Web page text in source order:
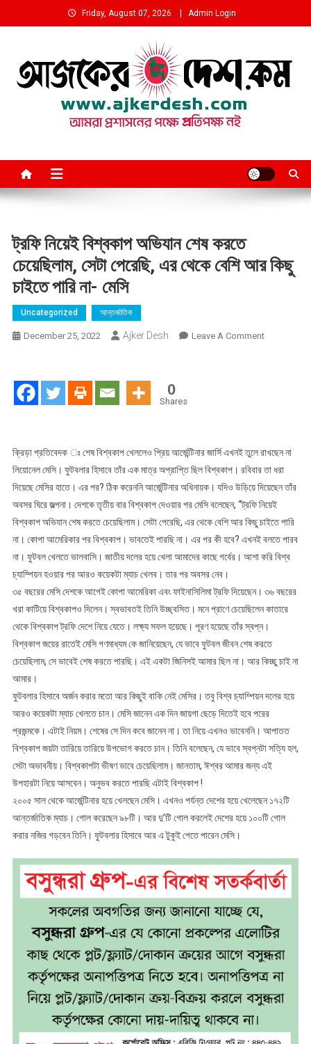
to
Friday, August 07, 2026 Admin Login
ট্রফি নিয়েই বিশ্বকাপ অভিযান শেষ করতে
চেয়েছিলাম, সেটা পেরেছি, এর থেকে বেশি আর কিছু
চাইতে পারি না- মেসি
Uncategorized আন্তর্জাতিক
December 25, 2022 Ajker Desh Leave A CommentOn
চেয়েছিলাম,
থেকে
বেশি
আর
কিছু
পারি
না-
মেসি
0
Shares
ক্রিড়া প্রতিবেদক ঃ শেষ বিশ্বকাপ খেললেও প্রিয় আর্জেন্টিনার জার্সি এখনই তুলে রাখছেন না
লিয়োনেল মেসি। ফুটবলার হিসাবে তাঁর এক মাত্র অপ্রাপ্তি ছিল বিশ্বকাপ। রবিবার তা ধরা
দিয়েছে মেসির হাতে। এর পর? ঠিক করেননি আর্জেন্টিনার অধিনায়ক। যদিও উড়িয়ে দিয়েছেন তাঁর
অবসর ঘিরে জল্পনা। দেশকে তৃতীয় বার বিশ্বকাপ দেওয়ার পর মেসি বলেছেন, “ট্রফি নিয়েই
বিশ্বকাপ অভিযান শেষ করতে চেয়েছিলাম। সেটা পেরেছি, এর থেকে বেশি আর কিছু চাইতে পারি
না। কোপা আমেরিকার পর বিশ্বকাপ। ভাবতেই পারছি না। এর পর কী হবে? এখনই বলতে পারব
না। ফুটবল খেলতে ভালবাসি। জাতীয় দলের হয়ে খেলা আমাদের কাছে গর্বের। আশা করি বিশ্ব
চ্যাম্পিয়ন হওয়ার পর আরও কয়েকটা ম্যাচ খেলব। তার পর অবসর নেব।
৩৫ বছরের মেসি দেশকে আগেই কোপা আমেরিকা এবং ফাইনাসিলিমা ট্রফি দিয়েছেন। ৩৬ বছরের
খরা কাটিয়ে বিশ্বকাপও দিলেন। স্বভাবতই তিনি উচ্ছ্বসিত। মনে প্রাণে চেয়েছিলেন কাতারে
থেকে বিশ্বকাপ ট্রফি দেশে নিয়ে যেতে। লক্ষ্য সফল হয়েছে। পূরণ হয়েছে তাঁর স্বপ্ন।
বিশ্বকাপ জয়ের রাতেই মেসি গণমাধ্যম কে জানিয়েছেন, যে ভাবে ফুটবল জীবন শেষ করতে
চেয়েছিলাম, সে ভাবেই শেষ করতে পারছি। এই একটা জিনিসই আমার ছিল না। আর কিচ্ছু চাই না
আমার।
ফুটবলার হিসাবে অর্জন করার মতো আর কিছুই বাকি নেই মেসির। তবু বিশ্ব চ্যাম্পিয়ন দলের হয়ে
আরও কয়েকটা ম্যাচ খেলতে চান। মেসি জানেন এক দিন জায়গা ছেড়ে দিতেই হবে পরের
প্রজন্মকে। এটাই নিয়ম। শেষের সে দিন কবে জানেন না। তা নিয়ে এখনও ভাবেননি। আপাতত
বিশ্বকাপ জয়টা তারিয়ে তারিয়ে উপভোগ করতে চান। তিনি বলেছেন, যে ভাবে স্বপ্নটা সত্যি হল,
সেটা অভাবনীয়। বিশ্বকাপটা ভীষণ ভাবে চেয়েছিলাম। জানতাম, ঈশ্বর আমার জন্য এই
উপহারটা নিয়ে আসবেন। অনুভব করতে পারছি এটাই বিশ্বকাপ !
২০০৫ সাল থেকে আর্জেন্টিনার হয়ে খেলছেন মেসি। এখনও পর্যন্ত দেশের হয়ে খেলেছেন ১৭২টি
আন্তর্জাতিক ম্যাচ। গোল করেছেন ৯৮টি। আর দু’টি গোল করলেই দেশের হয়ে ১০০টি গোল
করার নজির গড়বেন তিনি। ফুটবলার হিসাবে আর এ টুকুই পেতে পারেন মেসি।